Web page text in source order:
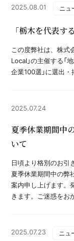
2025.08.01 ニュ
「栃木を代表す
この度弊社は、株式
Local」の主催する「
企業100選」に選出
2025.07.24
夏季休業期間中
いて
日頃より格別のお引
夏季休業期間中の弊
案内申し上げます。
きます。ご迷惑を
2025.07.23 ニュ